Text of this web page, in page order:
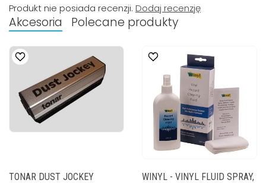
Produkt nie posiada recenzji. Dodaj recenzję
Akcesoria Polecane produkty
TONAR DUST JOCKEY
WINYL - VINYL FLUID SPRAY,